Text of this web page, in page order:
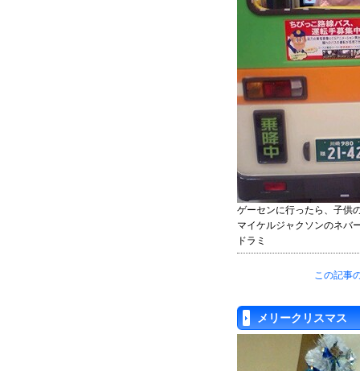
ゲーセンに行ったら、子供
マイケルジャクソンのネバ
ドラミ
この記事
メリークリスマス